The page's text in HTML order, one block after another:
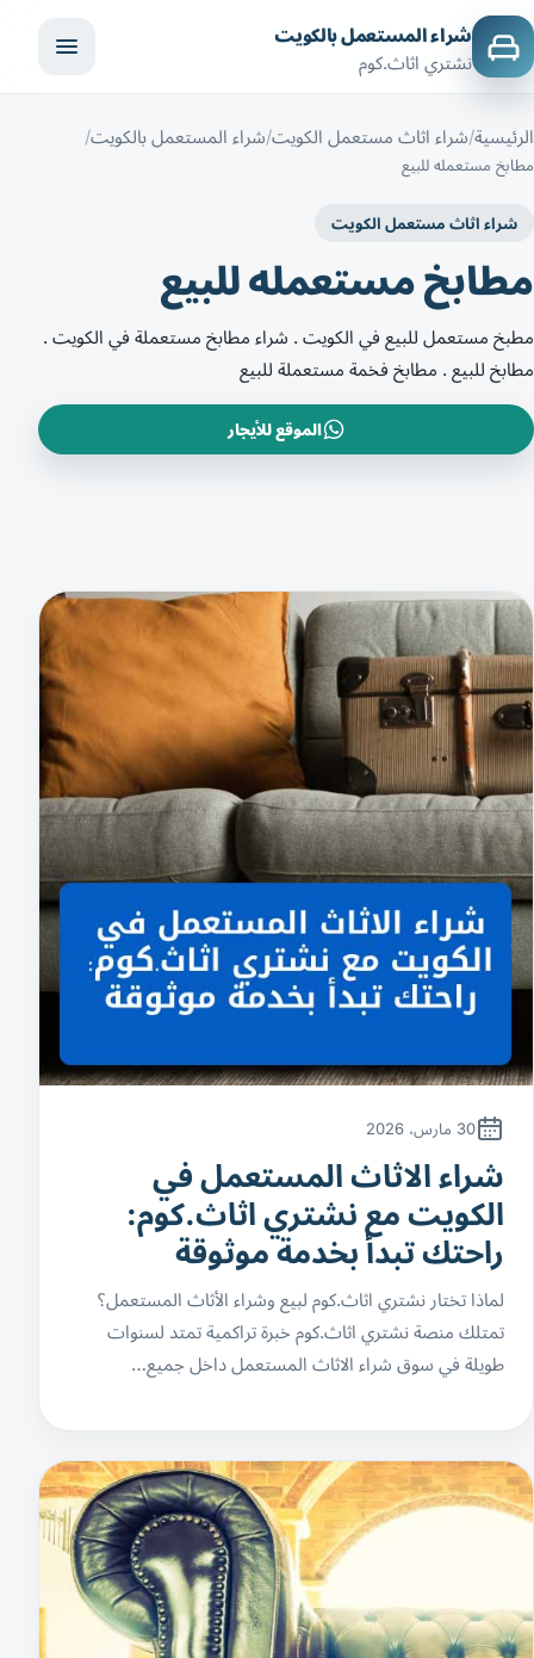
شراء المستعمل بالكويت
نشتري اثاث.كوم
الرئيسية شراء اثاث مستعمل الكويت شراء المستعمل بالكويت
مطابخ مستعمله للبيع
شراء اثاث مستعمل الكويت
مطابخ مستعمله للبيع
مطبخ مستعمل للبيع في الكويت . شراء مطابخ مستعملة في الكويت .
مطابخ للبيع . مطابخ فخمة مستعملة للبيع
الموقع للأيجار
30 مارس، 2026
شراء الاثاث المستعمل في
الكويت مع نشتري اثاث.كوم:
راحتك تبدأ بخدمة موثوقة
لماذا تختار نشتري اثاث.كوم لبيع وشراء الأثاث المستعمل؟
تمتلك منصة نشتري اثاث.كوم خبرة تراكمية تمتد لسنوات
طويلة في سوق شراء الاثاث المستعمل داخل جميع…